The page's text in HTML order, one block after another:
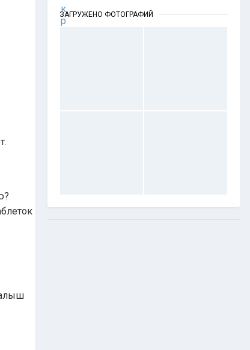
ЗАГРУЖЕНО ФОТОГРАФИЙ